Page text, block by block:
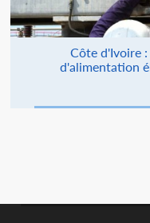
Côte d'Ivoire
d'alimentation